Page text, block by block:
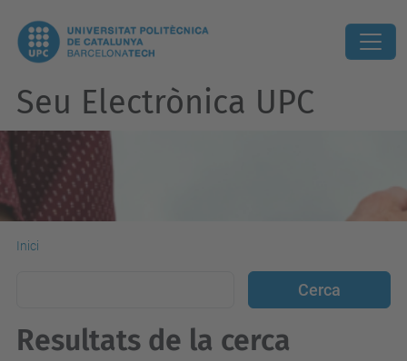
Seu Electrònica UPC
Inici
Resultats de la cerca